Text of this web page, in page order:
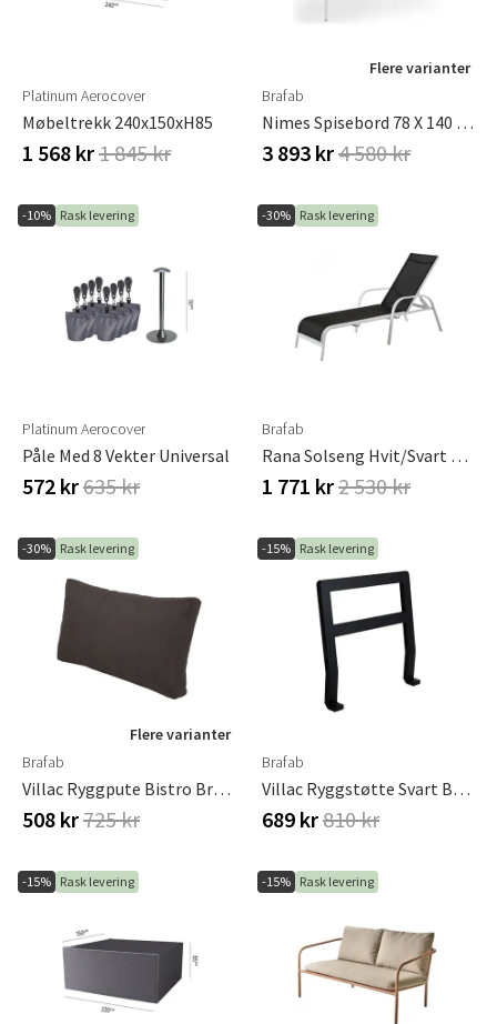
Platinum Aerocover
Møbeltrekk 240x150xH85
1 568 kr1 845 kr
Flere varianter
Brafab
Nimes Spisebord 78 X 140 Cm Hvit Brafab
3 893 kr4 580 kr
-10% Rask levering
Platinum Aerocover
Påle Med 8 Vekter Universal
572 kr635 kr
-30% Rask levering
Brafab
Rana Solseng Hvit/svart Brafab
1 771 kr2 530 kr
-30% Rask levering
Flere varianter
Brafab
Villac Ryggpute Bistro Brown Brafab
508 kr725 kr
-15% Rask levering
Brafab
Villac Ryggstøtte Svart Brafab
689 kr810 kr
-15% Rask levering -15% Rask levering